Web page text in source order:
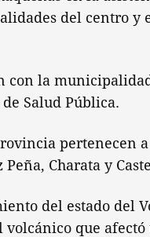
del centro y
con la
Salud Pública.
pertenecen
Peña, Charata y
del estado del
que